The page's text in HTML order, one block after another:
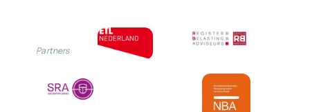
Partners